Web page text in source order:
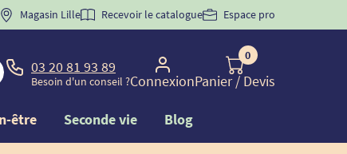
BIENVENUE" pourla 1ère commande d'incontinence
Magasin Lille Recevoir le catalogue Espace pro
03 20 81 93 89
Besoin d'un conseil ?Connexion
0
Panier/ Devis
être Seconde vie Blog